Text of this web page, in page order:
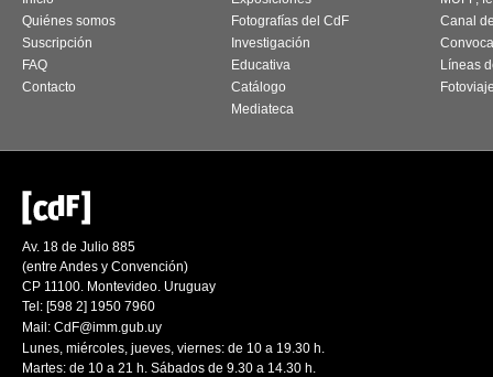
Quiénes somos
Suscripción
FAQ
Contacto
Fotografías del CdF
Investigación
Educativa
Catálogo
Mediateca
Canal
Líneas
Av. 18 de Julio 885
(entre Andes y Convención)
CP 11100. Montevideo. Uruguay
Tel: [598 2] 1950 7960
Mail: CdF@imm.gub.uy
Lunes, miércoles, jueves, viernes: de 10 a 19.30 h.
Martes: de 10 a 21 h. Sábados de 9.30 a 14.30 h.